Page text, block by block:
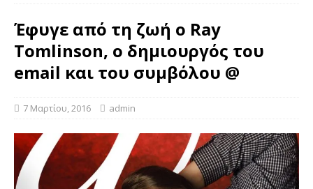
Έφυγε από τη ζωή ο Ray
Tomlinson, ο δημιουργός του
email και του συμβόλου @
7 Μαρτίου, 2016 admin